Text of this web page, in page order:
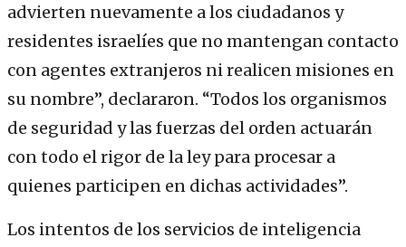
advierten nuevamente a los ciudadanos y
residentes israelíes que no mantengan contacto
con agentes extranjeros ni realicen misiones en
su nombre”, declararon. “Todos los organismos
de seguridad y las fuerzas del orden actuarán
con todo el rigor de la ley para procesar a
quienes participen en dichas actividades”.
Los intentos de los servicios de inteligencia